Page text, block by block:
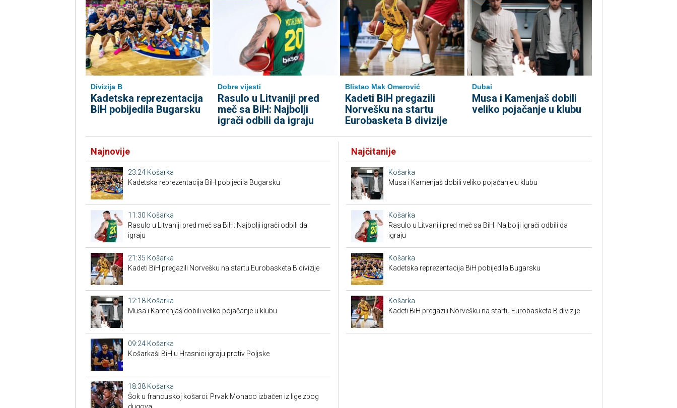
Divizija B
Kadetska reprezentacija
BiH pobijedila Bugarsku
Dobre vijesti
Rasulo u Litvaniji pred
meč sa BiH: Najbolji
igrači odbili da igraju
Blistao Mak Omerović
Kadeti BiH pregazili
Norvešku na startu
Eurobasketa B divizije
Dubai
Musa i Kamenjaš dobili
veliko pojačanje u klubu
Najnovije
23:24 Košarka
Kadetska reprezentacija BiH pobijedila Bugarsku
11:30 Košarka
Rasulo u Litvaniji pred meč sa BiH: Najbolji igrači odbili da
igraju
21:35 Košarka
Kadeti BiH pregazili Norvešku na startu Eurobasketa B divizije
12:18 Košarka
Musa i Kamenjaš dobili veliko pojačanje u klubu
09:24 Košarka
Košarkaši BiH u Hrasnici igraju protiv Poljske
18:38 Košarka
Šok u francuskoj košarci: Prvak Monaco izbačen iz lige zbog
Najčitanije
Košarka
Musa i Kamenjaš dobili veliko pojačanje u klubu
Košarka
Rasulo u Litvaniji pred meč sa BiH: Najbolji igrači odbili da
igraju
Košarka
Kadetska reprezentacija BiH pobijedila Bugarsku
Košarka
Kadeti BiH pregazili Norvešku na startu Eurobasketa B divizije